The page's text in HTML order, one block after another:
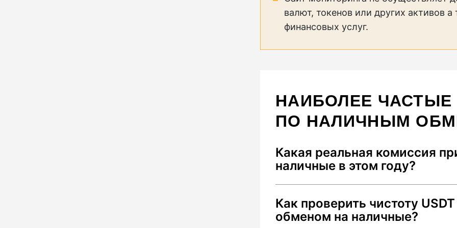
валют, токенов или других активов
финансовых услуг.
НАИБОЛЕЕ
ПО НАЛИЧНЫМ
Какая реальная комиссия
наличные в этом году?
до 2.5%. Она складывается из: 1)
2) сетевого сбора Tron за перевод
Как проверить чистоту
обменом на наличные?